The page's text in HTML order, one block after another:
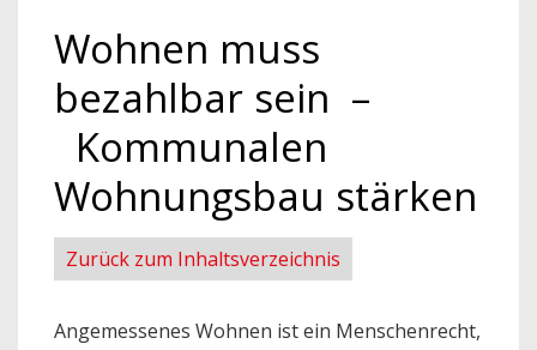
Wohnen muss
bezahlbar sein –
Kommunalen
Wohnungsbau stärken
Zurück zum Inhaltsverzeichnis
Angemessenes Wohnen ist ein Menschenrecht,